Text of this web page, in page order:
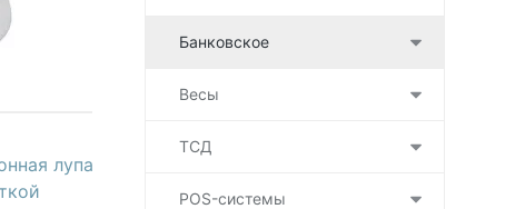
лупа
Банковское
Весы
ТСД
POS-системы